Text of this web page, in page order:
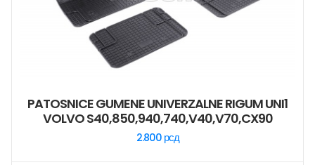
PATOSNICE GUMENE UNIVERZALNE RIGUM UNI1
VOLVO S40,850,940,740,V40,V70,CX90
2.800 рсд